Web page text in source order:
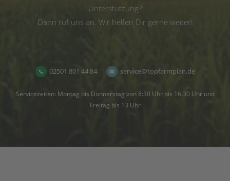
Unterstützung?
Dann ruf uns an. Wir helfen Dir gerne weiter!
02501 801 44 84 service@topfarmplan.de
Servicezeiten: Montag bis Donnerstag von 8:30 Uhr bis 16:30 Uhr und
Freitag bis 13 Uhr